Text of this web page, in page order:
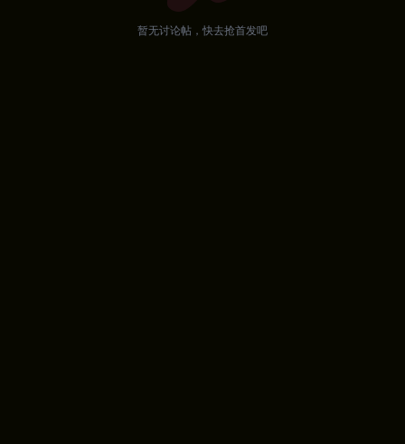
暂无讨论帖，快去抢首发吧